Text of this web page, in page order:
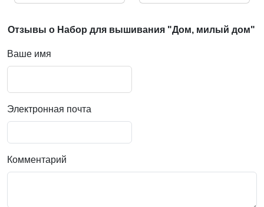
Отзывы о Набор для вышивания "Дом, милый дом"
Ваше имя
Электронная почта
Комментарий